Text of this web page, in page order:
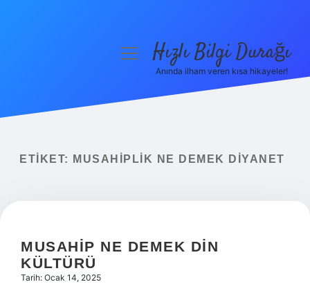
Yasal Uyarı
menüyüHızlı Bilgi Durağı
Anında ilham veren kısa hikayeler!
ETIKET: MUSAHIPLIK NE DEMEK DIYANET
MUSAHIP NE DEMEK DIN
KÜLTÜRÜ
Tarih: Ocak 14, 2025